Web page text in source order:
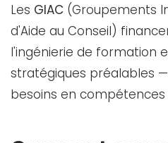
Les GIAC (Groupements
d'Aide au Conseil)
l'ingénierie de formation
stratégiques préalables
besoins en